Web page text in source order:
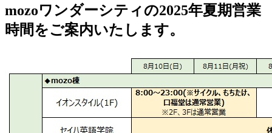
mozoワンダーシティの2025年夏期営業
時間をご案内いたします。